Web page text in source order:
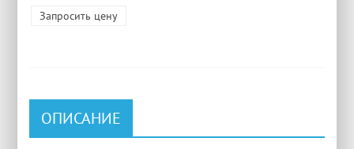
Запросить цену
ОПИСАНИЕ